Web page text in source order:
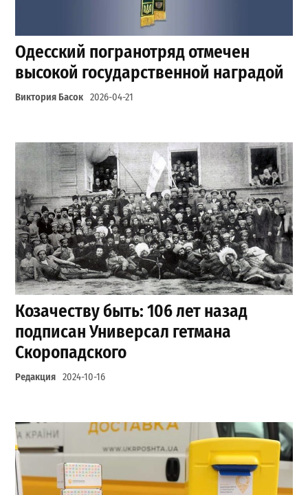
Одесский погранотряд отмечен
высокой государственной наградой
Виктория Басок 2026-04-21
Козачеству быть: 106 лет назад
подписан Универсал гетмана
Скоропадского
Редакция 2024-10-16